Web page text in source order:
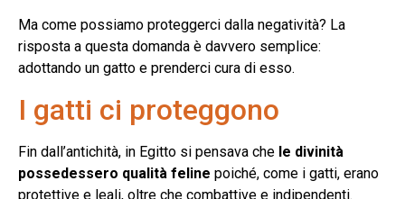
Ma come possiamo proteggerci dalla negatività? La
risposta a questa domanda è davvero semplice:
adottando un gatto e prenderci cura di esso.
I gatti ci proteggono
Fin dall’antichità, in Egitto si pensava che le divinità
possedessero qualità feline poiché, come i gatti, erano
protettive e leali, oltre che combattive e indipendenti.